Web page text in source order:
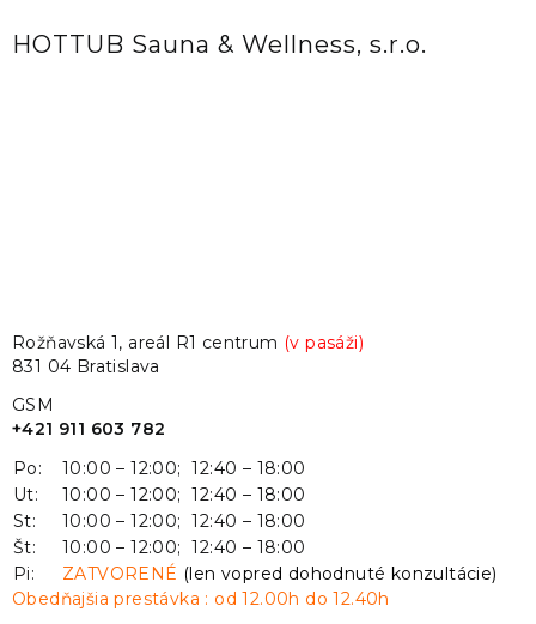
HOTTUB Sauna & Wellness, s.r.o.
Rožňavská 1, areál R1 centrum (v pasáži)
831 04 Bratislava
GSM
+421 911 603 782
Po:
10:00 – 12:00; 12:40 – 18:00
Ut:
10:00 – 12:00; 12:40 – 18:00
St:
10:00 – 12:00; 12:40 – 18:00
Št:
10:00 – 12:00; 12:40 – 18:00
Pi:
ZATVORENÉ (len vopred dohodnuté konzultácie)
Obedňajšia prestávka : od 12.00h do 12.40h